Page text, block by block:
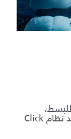
لإمكانية وصول أسهل بعد، فيما يساعد نظام Click